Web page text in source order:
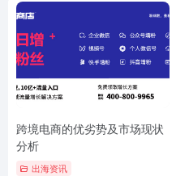
跨境电商的优劣势及市场现状
分析
出海资讯